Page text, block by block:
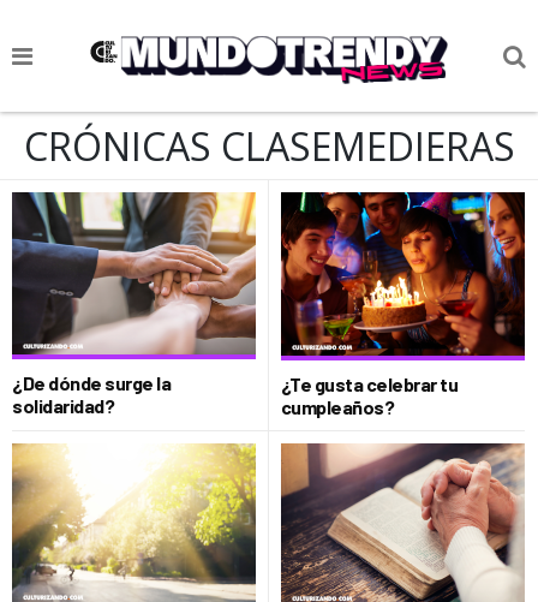
NOTICIAS
CIENCIA Y TECNOLOGÍA
SOCIEDAD
CULTURIZANDO.COM
CRÓNICAS CLASEMEDIERAS
¿De dónde surge la
solidaridad?
¿Te gusta celebrar tu
cumpleaños?